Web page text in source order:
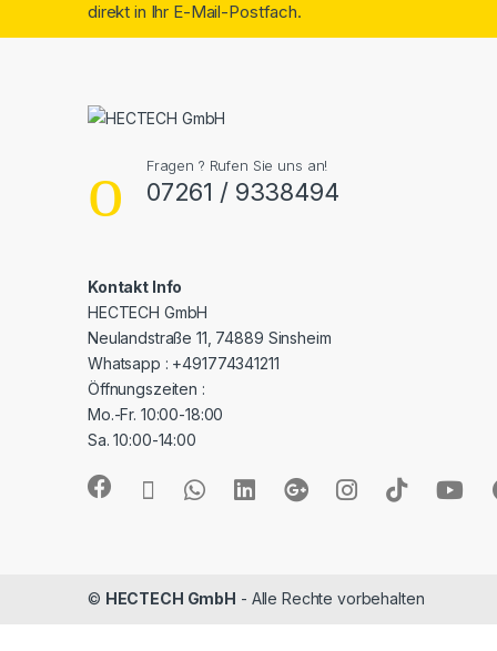
direkt in Ihr E-Mail-Postfach.
Fragen ? Rufen Sie uns an!
07261 / 9338494
Kontakt Info
HECTECH GmbH
Neulandstraße 11, 74889 Sinsheim
Whatsapp : +491774341211
Öffnungszeiten :
Mo.-Fr. 10:00-18:00
Sa. 10:00-14:00
© HECTECH GmbH - Alle Rechte vorbehalten